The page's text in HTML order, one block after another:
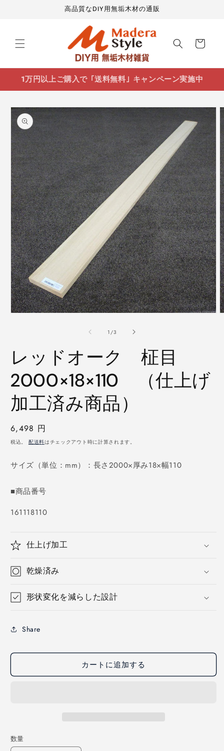
高品質なDIY用無垢木材の通販
ー
1万円以上ご購入で ｢送料無料｣ キャンペーン実施中
商品情
報にス
キップ
で
メ
ィ
ア
(1)
を
く
1 /の
3
レッドオーク 柾目
2000×18×110 （仕上げ
加工済み商品）
通
常
格
6,498 円
税込。 配送料はチェックアウト時に計算されます。
サイズ（単位：mm）：長さ2000×厚み18×幅110
■商品番号
SKU:
161118110
仕上げ加工
乾燥済み
形状変化を減らした設計
Share
カートに追加する
数量